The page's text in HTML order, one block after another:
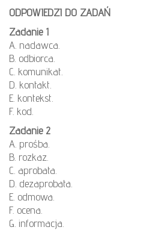
ODPOWIEDZI DO ZADAŃ
Zadanie 1
A. nadawca.
B. odbiorca.
C. komunikat.
D. kontakt.
E. kontekst.
F. kod.
Zadanie 2
A. prośba.
B. rozkaz.
C. aprobata.
D. dezaprobata.
E. odmowa.
F. ocena.
G. informacja.